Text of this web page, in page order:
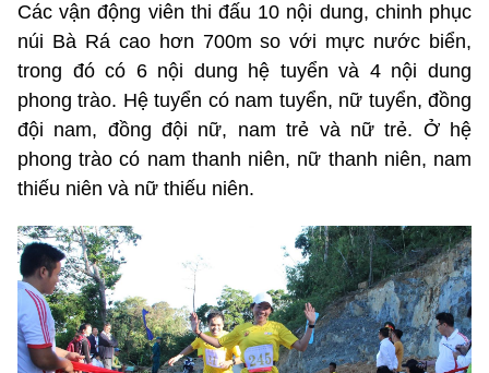
Các vận động viên thi đấu 10 nội dung, chinh phục
núi Bà Rá cao hơn 700m so với mực nước biển,
trong đó có 6 nội dung hệ tuyển và 4 nội dung
phong trào. Hệ tuyển có nam tuyển, nữ tuyển, đồng
đội nam, đồng đội nữ, nam trẻ và nữ trẻ. Ở hệ
phong trào có nam thanh niên, nữ thanh niên, nam
thiếu niên và nữ thiếu niên.